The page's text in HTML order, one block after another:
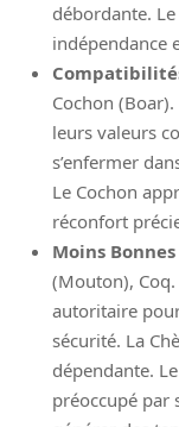
débordante.
indépendance
Cochon
leurs valeurs
s’enfermer
Le Cochon
réconfort
Moins
(Mouton),
autoritaire
sécurité. La
dépendante.
préoccupé par